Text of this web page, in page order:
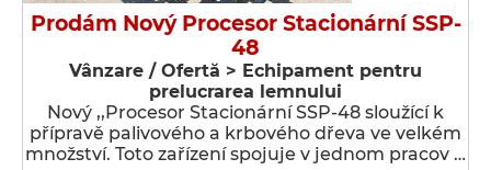
Prodám Nový Procesor Stacionární SSP-
48
Vânzare / Ofertă > Echipament pentru
prelucrarea lemnului
Nový ,,Procesor Stacionární SSP-48 sloužící k
přípravě palivového a krbového dřeva ve velkém
množství. Toto zařízení spojuje v jednom pracov …